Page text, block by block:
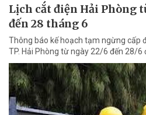
Lịch cắt điện Hải Phòng
đến 28 tháng 6
Thông báo kế hoạch tạm ngừng cấp
TP. Hải Phòng từ ngày 22/6 đến 28/6